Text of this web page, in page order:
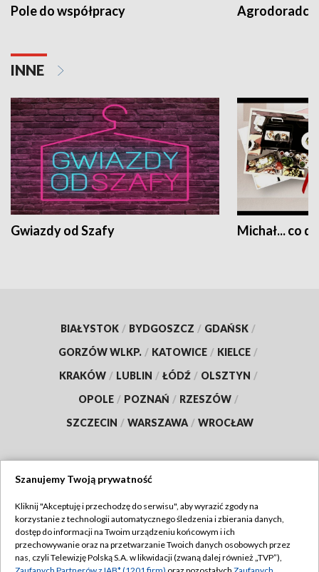
Pole do współpracy Agrodoradcy
INNE
Gwiazdy od Szafy Michał... co
BIAŁYSTOK / BYDGOSZCZ / GDAŃSK /
GORZÓW WLKP. / KATOWICE / KIELCE /
KRAKÓW / LUBLIN / ŁÓDŹ / OLSZTYN /
OPOLE / POZNAŃ / RZESZÓW /
SZCZECIN / WARSZAWA / WROCŁAW
TVP
Abonament TVP
Emisja w TVP
Regulamin TVP
Szanujemy Twoją prywatność
Kliknij "Akceptuję i przechodzę do serwisu", aby wyrazić zgody na
korzystanie z technologii automatycznego śledzenia i zbierania danych,
dostęp do informacji na Twoim urządzeniu końcowym i ich
przechowywanie oraz na przetwarzanie Twoich danych osobowych przez
nas, czyli Telewizję Polską S.A. w likwidacji (zwaną dalej również „TVP”),